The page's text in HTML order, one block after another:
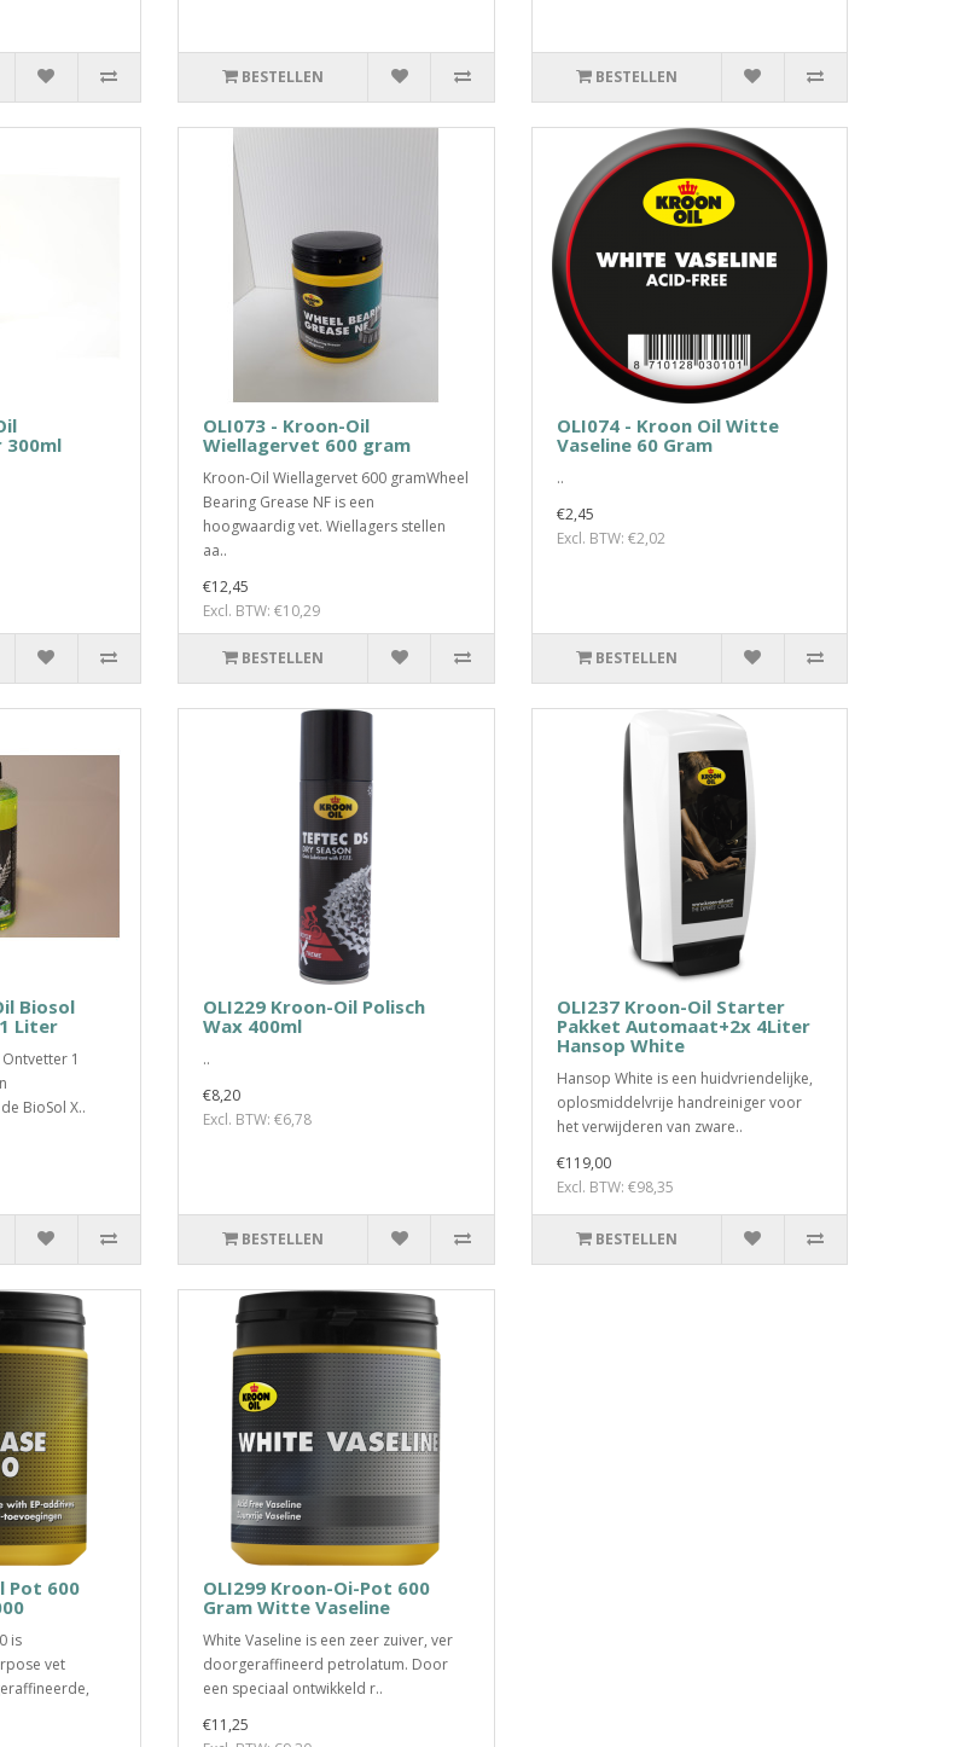
BESTELLEN BESTELLEN
OLI073 - Kroon-Oil
Wiellagervet 600 gram
Kroon-Oil Wiellagervet 600 gramWheel
Bearing Grease NF is een
hoogwaardig vet. Wiellagers stellen
aa..
€12,45
Excl. BTW: €10,29
BESTELLEN
OLI074 - Kroon Oil Witte
Vaseline 60 Gram
..
€2,45
Excl. BTW: €2,02
BESTELLEN
Biosol
Liter
1
BioSol X..
OLI229 Kroon-Oil Polisch
Wax 400ml
..
€8,20
Excl. BTW: €6,78
BESTELLEN
OLI237 Kroon-Oil Starter
Pakket Automaat+2x 4Liter
Hansop White
Hansop White is een huidvriendelijke,
oplosmiddelvrije handreiniger voor
het verwijderen van zware..
€119,00
Excl. BTW: €98,35
BESTELLEN
Pot 600
is
vet
OLI299 Kroon-Oi-Pot 600
Gram Witte Vaseline
White Vaseline is een zeer zuiver, ver
doorgeraffineerd petrolatum. Door
een speciaal ontwikkeld r..
€11,25